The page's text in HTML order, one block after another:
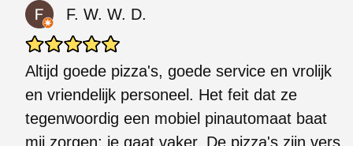
F. W. W. D.
Altijd goede pizza's, goede service en vrolijk
en vriendelijk personeel. Het feit dat ze
tegenwoordig een mobiel pinautomaat baat
mij zorgen; je gaat vaker. De pizza's zijn vers